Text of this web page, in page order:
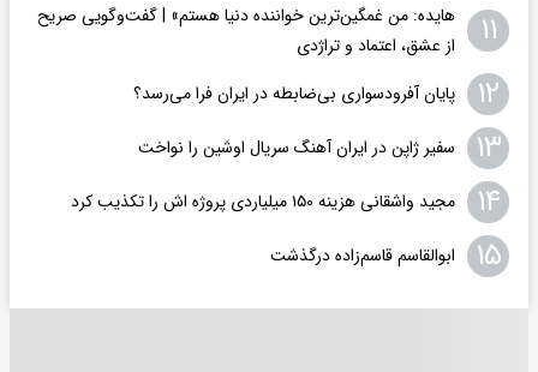
۱۱
هایده: من غمگین‌ترین خواننده دنیا هستم» | گفت‌وگویی صریح
از عشق، اعتماد و تراژدی
۱۲ پایان آفرودسواری بی‌ضابطه در ایران فرا می‌رسد؟
۱۳ سفیر ژاپن در ایران آهنگ سریال اوشین را نواخت
۱۴ مجید واشقانی هزینه ۱۵۰ میلیاردی پروژه اش را تکذیب کرد
۱۵ ابوالقاسم قاسم‌زاده درگذشت